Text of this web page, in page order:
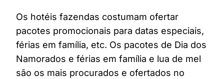
Os hotéis fazendas costumam ofertar
pacotes promocionais para datas especiais,
férias em família, etc. Os pacotes de Dia dos
Namorados e férias em família e lua de mel
são os mais procurados e ofertados no